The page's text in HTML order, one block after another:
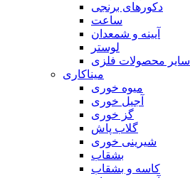
دکورهای برنجی
ساعت
آیینه و شمعدان
لوستر
سایر محصولات فلزی
میناکاری
میوه خوری
آجیل خوری
گز خوری
گلاب پاش
شیرینی خوری
بشقاب
کاسه و بشقاب